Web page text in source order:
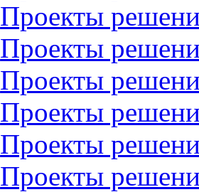
Проекты
Проекты
Проекты
Проекты
Проекты
Проекты